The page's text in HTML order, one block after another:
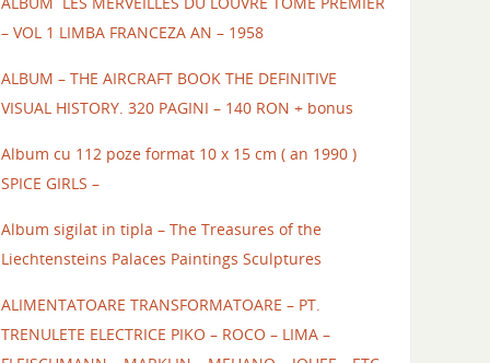
– VOL 1 LIMBA FRANCEZA AN – 1958
ALBUM – THE AIRCRAFT BOOK THE DEFINITIVE
VISUAL HISTORY. 320 PAGINI – 140 RON + bonus
Album cu 112 poze format 10 x 15 cm ( an 1990 )
SPICE GIRLS –
Album sigilat in tipla – The Treasures of the
Liechtensteins Palaces Paintings Sculptures
ALIMENTATOARE TRANSFORMATOARE – PT.
TRENULETE ELECTRICE PIKO – ROCO – LIMA –